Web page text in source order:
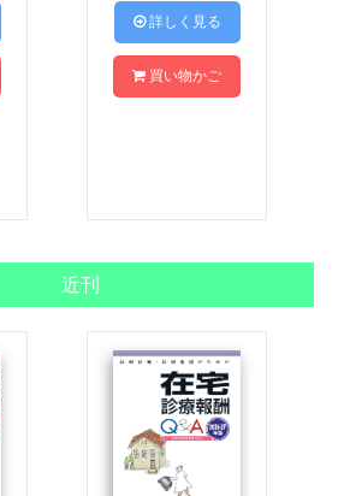
 詳しく見る
買い物かご
近刊